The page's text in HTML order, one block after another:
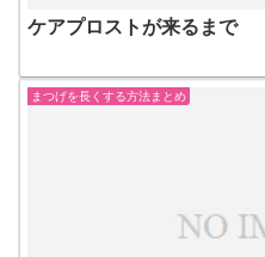
ケアプロストが来るまで
まつげを長くする方法まとめ